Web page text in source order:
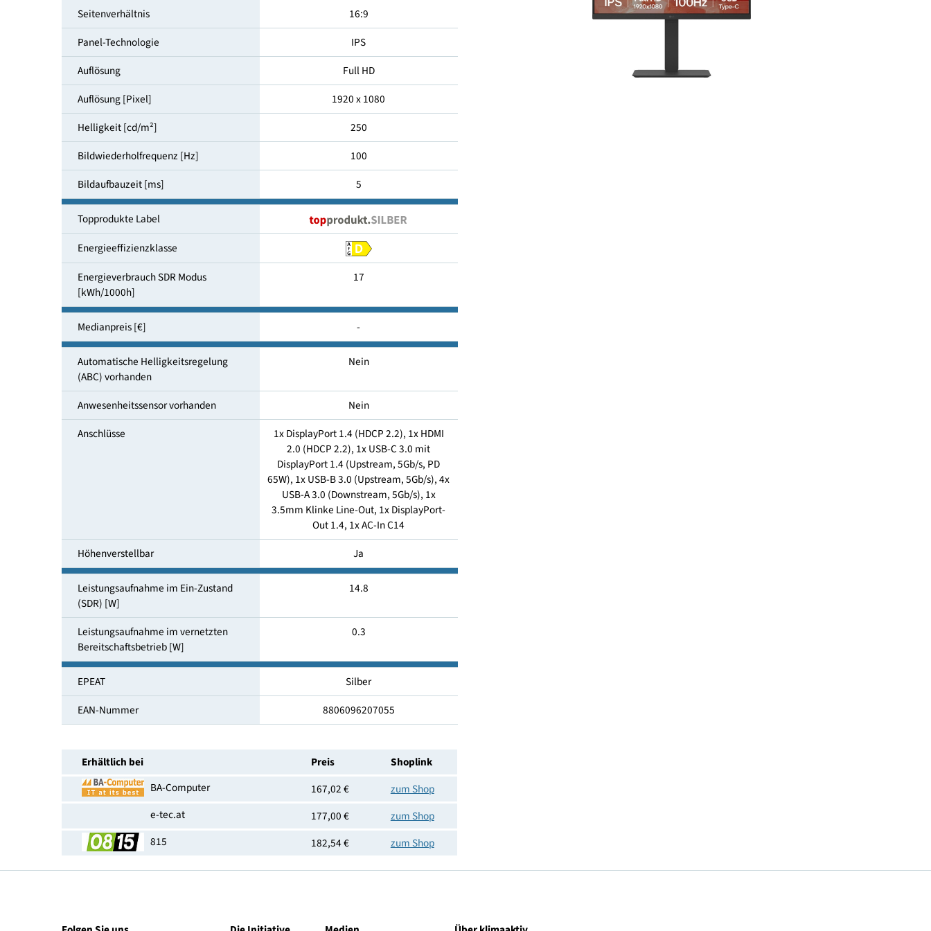
Bildschirmdiagonale [cm]
Seitenverhältnis
Panel-Technologie
IPS
Auflösung
Full HD
Auflösung [Pixel]
1920 x 1080
Helligkeit [cd/m²] 250
Bildwiederholfrequenz [Hz]
100
Bildaufbauzeit [ms]
5
Topprodukte Label
Energieeffizienzklasse
Energieverbrauch SDR Modus
[kWh/1000h]
17
Medianpreis [€]
Automatische Helligkeitsregelung
Nein
Nein
1x DisplayPort 1.4 (HDCP 2.2), 1x HDMI
2.0 (HDCP 2.2), 1x USB-C 3.0 mit
DisplayPort 1.4 (Upstream, 5Gb/s, PD
65W), 1x USB-B 3.0 (Upstream, 5Gb/s), 4x
USB-A 3.0 (Downstream, 5Gb/s), 1x
Out 1.4, 1x AC-In C14
Höhenverstellbar
Leistungsaufnahme im Ein-Zustand
(SDR) [W]
Bereit­schaftsbetrieb [W]
EPEAT
Silber
EAN-Nummer
8806096207055